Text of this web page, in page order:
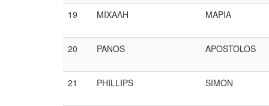
19 MΙΧΑΛΗ ΜΑΡΙΑ
20 PANOS APOSTOLOS
21 PHILLIPS SIMON